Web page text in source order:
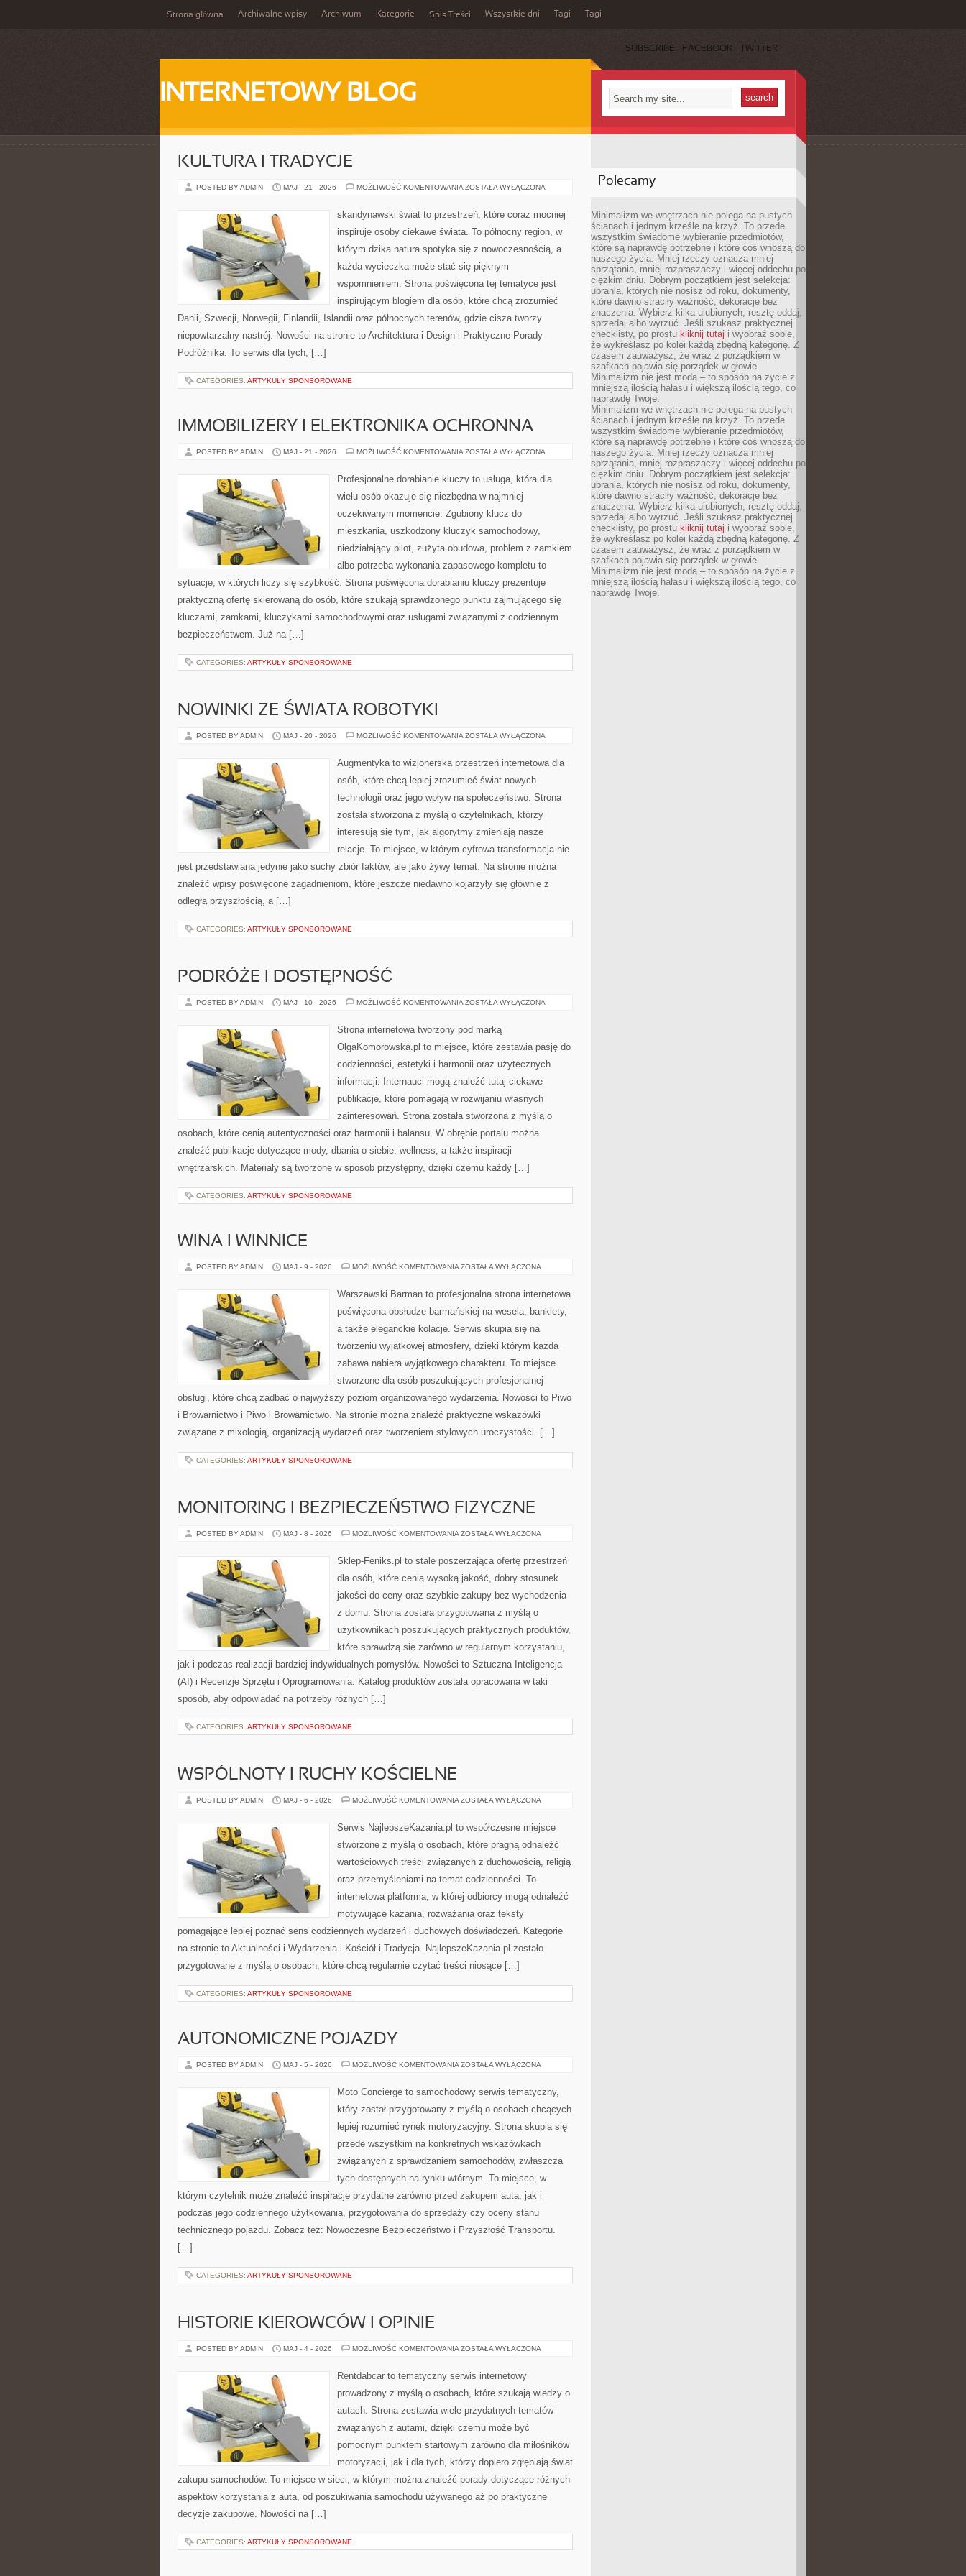
Strona główna Archiwalne wpisy Archiwum Kategorie Spis Treści Wszystkie dni Tagi Tagi
SUBSCRIBE FACEBOOK TWITTER
INTERNETOWY BLOG
KULTURA I TRADYCJE
POSTED BY ADMIN MAJ - 21 - 2026 MOŻLIWOŚĆ KOMENTOWANIA KULTURA
ZOSTAŁA WYŁĄCZONA
skandynawski świat to przestrzeń, które coraz mocniej
inspiruje osoby ciekawe świata. To północny region, w
którym dzika natura spotyka się z nowoczesnością, a
każda wycieczka może stać się pięknym
wspomnieniem. Strona poświęcona tej tematyce jest
inspirującym blogiem dla osób, które chcą zrozumieć
Danii, Szwecji, Norwegii, Finlandii, Islandii oraz północnych terenów, gdzie cisza tworzy
niepowtarzalny nastrój. Nowości na stronie to Architektura i Design i Praktyczne Porady
Podróżnika. To serwis dla tych, […]
CATEGORIES: ARTYKUŁY SPONSOROWANE
IMMOBILIZERY I ELEKTRONIKA OCHRONNA
POSTED BY ADMIN MAJ - 21 - 2026 MOŻLIWOŚĆ KOMENTOWANIA IMMOBILIZERY
OCHRONNA
ZOSTAŁA WYŁĄCZONA
Profesjonalne dorabianie kluczy to usługa, która dla
wielu osób okazuje się niezbędna w najmniej
oczekiwanym momencie. Zgubiony klucz do
mieszkania, uszkodzony kluczyk samochodowy,
niedziałający pilot, zużyta obudowa, problem z zamkiem
albo potrzeba wykonania zapasowego kompletu to
sytuacje, w których liczy się szybkość. Strona poświęcona dorabianiu kluczy prezentuje
praktyczną ofertę skierowaną do osób, które szukają sprawdzonego punktu zajmującego się
kluczami, zamkami, kluczykami samochodowymi oraz usługami związanymi z codziennym
bezpieczeństwem. Już na […]
CATEGORIES: ARTYKUŁY SPONSOROWANE
NOWINKI ZE ŚWIATA ROBOTYKI
POSTED BY ADMIN MAJ - 20 - 2026 MOŻLIWOŚĆ KOMENTOWANIA NOWINKI
ROBOTYKI
ZOSTAŁA WYŁĄCZONA
Augmentyka to wizjonerska przestrzeń internetowa dla
osób, które chcą lepiej zrozumieć świat nowych
technologii oraz jego wpływ na społeczeństwo. Strona
została stworzona z myślą o czytelnikach, którzy
interesują się tym, jak algorytmy zmieniają nasze
relacje. To miejsce, w którym cyfrowa transformacja nie
jest przedstawiana jedynie jako suchy zbiór faktów, ale jako żywy temat. Na stronie można
znaleźć wpisy poświęcone zagadnieniom, które jeszcze niedawno kojarzyły się głównie z
odległą przyszłością, a […]
CATEGORIES: ARTYKUŁY SPONSOROWANE
PODRÓŻE I DOSTĘPNOŚĆ
POSTED BY ADMIN MAJ - 10 - 2026 MOŻLIWOŚĆ KOMENTOWANIA PODRÓŻE
ZOSTAŁA WYŁĄCZONA
Strona internetowa tworzony pod marką
OlgaKomorowska.pl to miejsce, które zestawia pasję do
codzienności, estetyki i harmonii oraz użytecznych
informacji. Internauci mogą znaleźć tutaj ciekawe
publikacje, które pomagają w rozwijaniu własnych
zainteresowań. Strona została stworzona z myślą o
osobach, które cenią autentyczności oraz harmonii i balansu. W obrębie portalu można
znaleźć publikacje dotyczące mody, dbania o siebie, wellness, a także inspiracji
wnętrzarskich. Materiały są tworzone w sposób przystępny, dzięki czemu każdy […]
CATEGORIES: ARTYKUŁY SPONSOROWANE
WINA I WINNICE
POSTED BY ADMIN MAJ - 9 - 2026 MOŻLIWOŚĆ KOMENTOWANIA WINA
ZOSTAŁA WYŁĄCZONA
Warszawski Barman to profesjonalna strona internetowa
poświęcona obsłudze barmańskiej na wesela, bankiety,
a także eleganckie kolacje. Serwis skupia się na
tworzeniu wyjątkowej atmosfery, dzięki którym każda
zabawa nabiera wyjątkowego charakteru. To miejsce
stworzone dla osób poszukujących profesjonalnej
obsługi, które chcą zadbać o najwyższy poziom organizowanego wydarzenia. Nowości to Piwo
i Browarnictwo i Piwo i Browarnictwo. Na stronie można znaleźć praktyczne wskazówki
związane z mixologią, organizacją wydarzeń oraz tworzeniem stylowych uroczystości. […]
CATEGORIES: ARTYKUŁY SPONSOROWANE
MONITORING I BEZPIECZEŃSTWO FIZYCZNE
POSTED BY ADMIN MAJ - 8 - 2026 MOŻLIWOŚĆ KOMENTOWANIA MONITORING
FIZYCZNE
ZOSTAŁA WYŁĄCZONA
Sklep-Feniks.pl to stale poszerzająca ofertę przestrzeń
dla osób, które cenią wysoką jakość, dobry stosunek
jakości do ceny oraz szybkie zakupy bez wychodzenia
z domu. Strona została przygotowana z myślą o
użytkownikach poszukujących praktycznych produktów,
które sprawdzą się zarówno w regularnym korzystaniu,
jak i podczas realizacji bardziej indywidualnych pomysłów. Nowości to Sztuczna Inteligencja
(AI) i Recenzje Sprzętu i Oprogramowania. Katalog produktów została opracowana w taki
sposób, aby odpowiadać na potrzeby różnych […]
CATEGORIES: ARTYKUŁY SPONSOROWANE
WSPÓLNOTY I RUCHY KOŚCIELNE
POSTED BY ADMIN MAJ - 6 - 2026 MOŻLIWOŚĆ KOMENTOWANIA WSPÓLNOTY
KOŚCIELNE
ZOSTAŁA WYŁĄCZONA
Serwis NajlepszeKazania.pl to współczesne miejsce
stworzone z myślą o osobach, które pragną odnaleźć
wartościowych treści związanych z duchowością, religią
oraz przemyśleniami na temat codzienności. To
internetowa platforma, w której odbiorcy mogą odnaleźć
motywujące kazania, rozważania oraz teksty
pomagające lepiej poznać sens codziennych wydarzeń i duchowych doświadczeń. Kategorie
na stronie to Aktualności i Wydarzenia i Kościół i Tradycja. NajlepszeKazania.pl zostało
przygotowane z myślą o osobach, które chcą regularnie czytać treści niosące […]
CATEGORIES: ARTYKUŁY SPONSOROWANE
AUTONOMICZNE POJAZDY
POSTED BY ADMIN MAJ - 5 - 2026 MOŻLIWOŚĆ KOMENTOWANIA AUTONOMICZNE
ZOSTAŁA WYŁĄCZONA
Moto Concierge to samochodowy serwis tematyczny,
który został przygotowany z myślą o osobach chcących
lepiej rozumieć rynek motoryzacyjny. Strona skupia się
przede wszystkim na konkretnych wskazówkach
związanych z sprawdzaniem samochodów, zwłaszcza
tych dostępnych na rynku wtórnym. To miejsce, w
którym czytelnik może znaleźć inspiracje przydatne zarówno przed zakupem auta, jak i
podczas jego codziennego użytkowania, przygotowania do sprzedaży czy oceny stanu
technicznego pojazdu. Zobacz też: Nowoczesne Bezpieczeństwo i Przyszłość Transportu.
[…]
CATEGORIES: ARTYKUŁY SPONSOROWANE
HISTORIE KIEROWCÓW I OPINIE
POSTED BY ADMIN MAJ - 4 - 2026 MOŻLIWOŚĆ KOMENTOWANIA HISTORIE
OPINIE
ZOSTAŁA WYŁĄCZONA
Rentdabcar to tematyczny serwis internetowy
prowadzony z myślą o osobach, które szukają wiedzy o
autach. Strona zestawia wiele przydatnych tematów
związanych z autami, dzięki czemu może być
pomocnym punktem startowym zarówno dla miłośników
motoryzacji, jak i dla tych, którzy dopiero zgłębiają świat
zakupu samochodów. To miejsce w sieci, w którym można znaleźć porady dotyczące różnych
aspektów korzystania z auta, od poszukiwania samochodu używanego aż po praktyczne
decyzje zakupowe. Nowości na […]
CATEGORIES: ARTYKUŁY SPONSOROWANE
Polecamy
Minimalizm we wnętrzach nie polega na pustych
ścianach i jednym krześle na krzyż. To przede
wszystkim świadome wybieranie przedmiotów,
które są naprawdę potrzebne i które coś wnoszą do
naszego życia. Mniej rzeczy oznacza mniej
sprzątania, mniej rozpraszaczy i więcej oddechu po
ciężkim dniu. Dobrym początkiem jest selekcja:
ubrania, których nie nosisz od roku, dokumenty,
które dawno straciły ważność, dekoracje bez
znaczenia. Wybierz kilka ulubionych, resztę oddaj,
sprzedaj albo wyrzuć. Jeśli szukasz praktycznej
checklisty, po prostu kliknij tutaj i wyobraź sobie,
że wykreślasz po kolei każdą zbędną kategorię. Z
czasem zauważysz, że wraz z porządkiem w
szafkach pojawia się porządek w głowie.
Minimalizm nie jest modą – to sposób na życie z
mniejszą ilością hałasu i większą ilością tego, co
naprawdę Twoje.
Minimalizm we wnętrzach nie polega na pustych
ścianach i jednym krześle na krzyż. To przede
wszystkim świadome wybieranie przedmiotów,
które są naprawdę potrzebne i które coś wnoszą do
naszego życia. Mniej rzeczy oznacza mniej
sprzątania, mniej rozpraszaczy i więcej oddechu po
ciężkim dniu. Dobrym początkiem jest selekcja:
ubrania, których nie nosisz od roku, dokumenty,
które dawno straciły ważność, dekoracje bez
znaczenia. Wybierz kilka ulubionych, resztę oddaj,
sprzedaj albo wyrzuć. Jeśli szukasz praktycznej
checklisty, po prostu kliknij tutaj i wyobraź sobie,
że wykreślasz po kolei każdą zbędną kategorię. Z
czasem zauważysz, że wraz z porządkiem w
szafkach pojawia się porządek w głowie.
Minimalizm nie jest modą – to sposób na życie z
mniejszą ilością hałasu i większą ilością tego, co
naprawdę Twoje.